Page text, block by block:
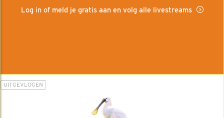
Log in of meld je gratis aan en volg alle livestreams
UITGEVLOGEN